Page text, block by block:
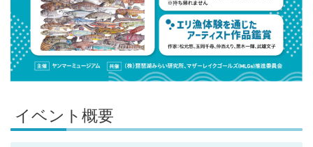
イベント概要